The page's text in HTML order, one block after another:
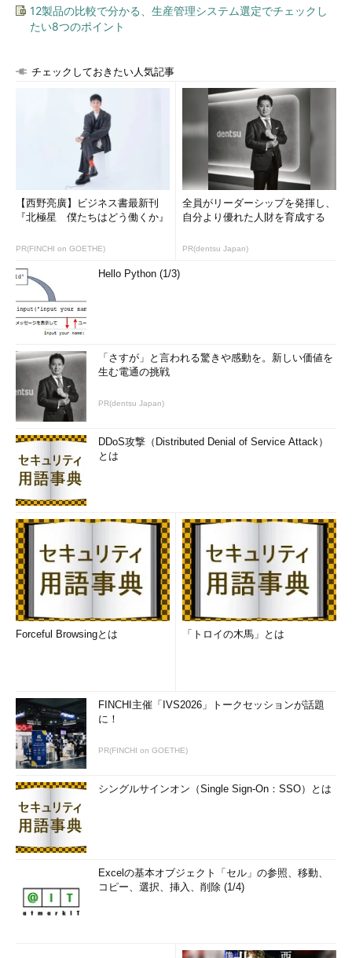
12製品の比較で分かる、生産管理システム選定でチェックし
たい8つのポイント
チェックしておきたい人気記事
【西野亮廣】ビジネス書最新刊
『北極星 僕たちはどう働くか』
PR(FINCHI on GOETHE)
全員がリーダーシップを発揮し、
自分より優れた人財を育成する
PR(dentsu Japan)
Hello Python (1/3)
「さすが」と言われる驚きや感動を。新しい価値を
生む電通の挑戦
PR(dentsu Japan)
DDoS攻撃（Distributed Denial of Service Attack）
とは
Forceful Browsingとは 「トロイの木馬」とは
FINCHI主催「IVS2026」トークセッションが話題
に！
PR(FINCHI on GOETHE)
シングルサインオン（Single Sign-On：SSO）とは
Excelの基本オブジェクト「セル」の参照、移動、
コピー、選択、挿入、削除 (1/4)